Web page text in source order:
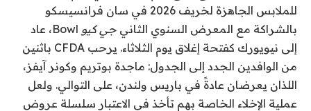
للملابس الجاهزة لخريف 2026 في سان فرانسيسكو
بالشراكة مع المعرض السنوي الثاني جي كيو
Bowl، عاد
إلى نيويورك كفتحة إغلاق يوم الثلاثاء. يرحب CFDA باثنين
من الوافدين الجدد إلى الجدول: ماجدة بوتريم وكونر آيفز،
اللذان يعرضان عادةً في باريس ولندن، على التوالي. ولعل
عملية الإخلاء الخاصة بهم تأخذ في الاعتبار سلسلة عروض